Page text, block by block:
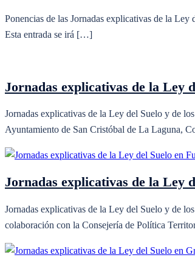
Ponencias de las Jornadas explicativas de la
Esta entrada se irá […]
Jornadas explicativas de la Ley
Jornadas explicativas de la Ley del Suelo y de
Ayuntamiento de San Cristóbal de La Laguna,
Jornadas explicativas de la Ley
Jornadas explicativas de la Ley del Suelo y de
colaboración con la Consejería de Política